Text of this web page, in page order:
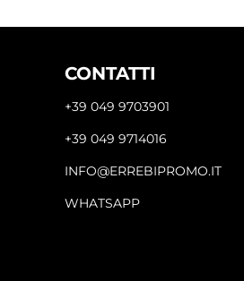
CONTATTI
+39 049 9703901
+39 049 9714016
INFO@ERREBIPROMO.IT
WHATSAPP